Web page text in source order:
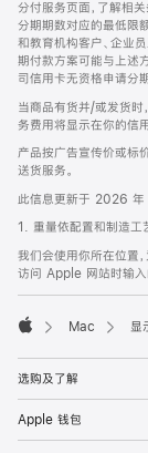
分付服务页面，了解相
分期期数对应的最低限
和教育机构客户、企业
期付款方案可能与上述
司信用卡无资格申请分
当商品有货并/或发货时
务费用将显示在你的信
产品按广告宣传价或标
送货服务。
此信息更新于 2026 年
1. 重量依配置和制造工
我们会使用你所在位置
访问 Apple 网站时输入
Mac 显
选购及了解
Apple 钱包